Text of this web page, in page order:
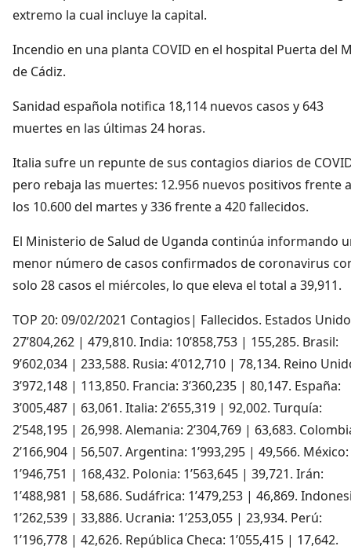
extremo la cual incluye la capital.
Incendio en una planta COVID en el hospital Puerta del
de Cádiz.
Sanidad española notifica 18,114 nuevos casos y 643
muertes en las últimas 24 horas.
Italia sufre un repunte de sus contagios diarios de
pero rebaja las muertes: 12.956 nuevos positivos frente a
los 10.600 del martes y 336 frente a 420 fallecidos.
El Ministerio de Salud de Uganda continúa informando
menor número de casos confirmados de coronavirus
solo 28 casos el miércoles, lo que eleva el total a 39,911.
TOP 20: 09/02/2021 Contagios| Fallecidos. Estados
27’804,262 | 479,810. India: 10’858,753 | 155,285. Brasil:
9’602,034 | 233,588. Rusia: 4’012,710 | 78,134. Reino
3’972,148 | 113,850. Francia: 3’360,235 | 80,147. España:
3’005,487 | 63,061. Italia: 2’655,319 | 92,002. Turquía:
2’548,195 | 26,998. Alemania: 2’304,769 | 63,683.
2’166,904 | 56,507. Argentina: 1’993,295 | 49,566. México:
1’946,751 | 168,432. Polonia: 1’563,645 | 39,721. Irán:
1’488,981 | 58,686. Sudáfrica: 1’479,253 | 46,869.
1’262,539 | 33,886. Ucrania: 1’253,055 | 23,934. Perú:
1’196,778 | 42,626. República Checa: 1’055,415 | 17,642.